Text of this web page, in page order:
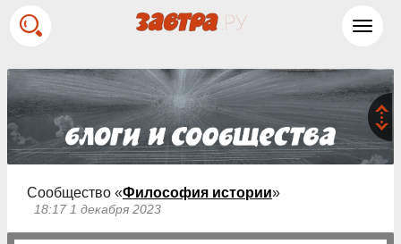
Сообщество «Философия истории»
18:17 1 декабря 2023